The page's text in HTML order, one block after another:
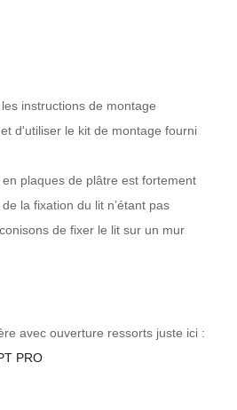
instructions de montage
d'utiliser le kit de montage fourni
plaques de plâtre est fortement
la fixation du lit n’étant pas
de fixer le lit sur un mur
avec ouverture ressorts juste ici :
PRO